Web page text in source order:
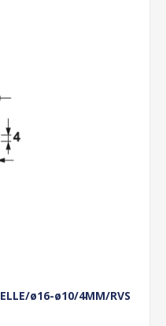
ø16-ø10/4MM/RVS